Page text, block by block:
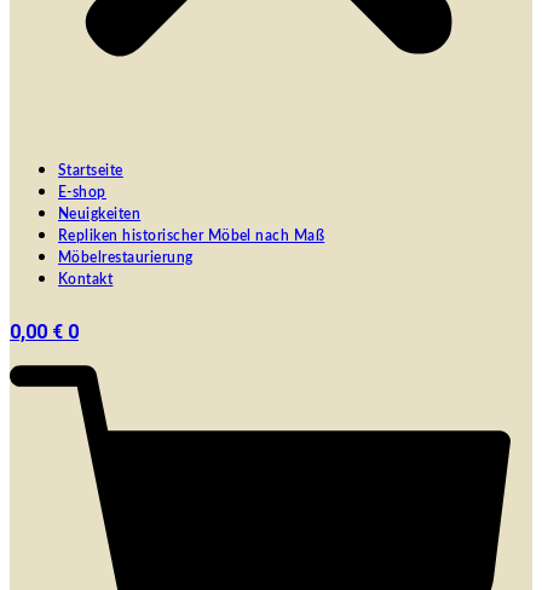
Startseite
E-shop
Neuigkeiten
Repliken historischer Möbel nach Maß
Möbelrestaurierung
Kontakt
0,00 € 0